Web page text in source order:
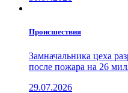
Проиcшествия
Замначальника цеха
после пожара на 26
29.07.2026